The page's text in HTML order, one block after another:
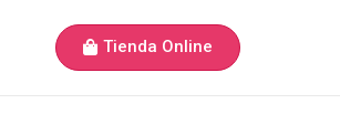
Tienda Online